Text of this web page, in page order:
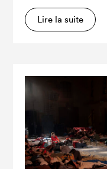
Lire la suite